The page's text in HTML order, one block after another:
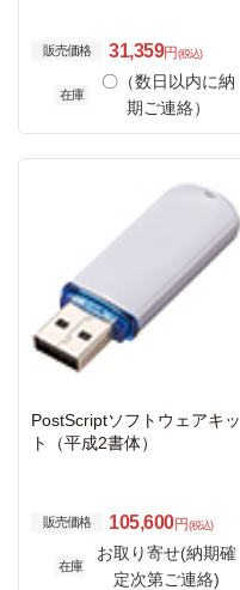
販売価格 31,359円 (税込)
在庫
〇（数日以内に納
期ご連絡）
PostScriptソフトウェアキッ
ト（平成2書体）
販売価格 105,600円 (税込)
在庫
お取り寄せ(納期確
定次第ご連絡)